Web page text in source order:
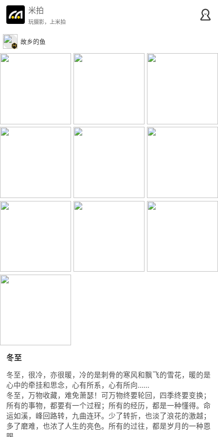
米拍
玩摄影，上米拍
故乡的鱼
冬至
冬至，很冷，亦很暖，冷的是刺骨的寒风和飘飞的雪花，暖的是
心中的牵挂和思念，心有所系，心有所向……
冬至，万物收藏，难免萧瑟！可万物终要轮回，四季终要变换；
所有的事物，都要有一个过程；所有的经历，都是一种懂得。命
运如溪，峰回路转，九曲连环。少了转折，也淡了浪花的激越；
多了磨难，也浓了人生的亮色。所有的过往，都是岁月的一种恩